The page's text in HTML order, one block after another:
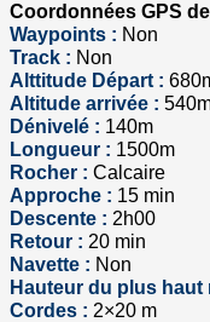
Coordonnées GPS de
Waypoints : Non
Track : Non
Alttitude Départ :
Altitude arrivée :
Dénivelé : 140m
Longueur : 1500m
Rocher : Calcaire
Approche : 15 min
Descente : 2h00
Retour : 20 min
Navette : Non
Hauteur du plus haut
Cordes : 2×20 m